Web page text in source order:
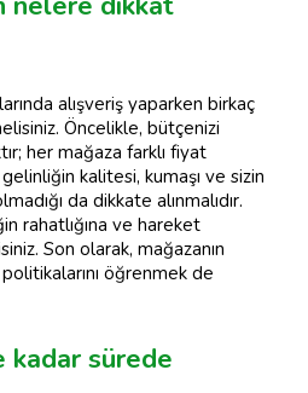
alışveriş yaparken birkaç
Öncelikle, bütçenizi
her mağaza farklı fiyat
gelinliğin kalitesi, kumaşı ve sizin
da dikkate alınmalıdır.
rahatlığına ve hareket
Son olarak, mağazanın
öğrenmek de
kadar sürede